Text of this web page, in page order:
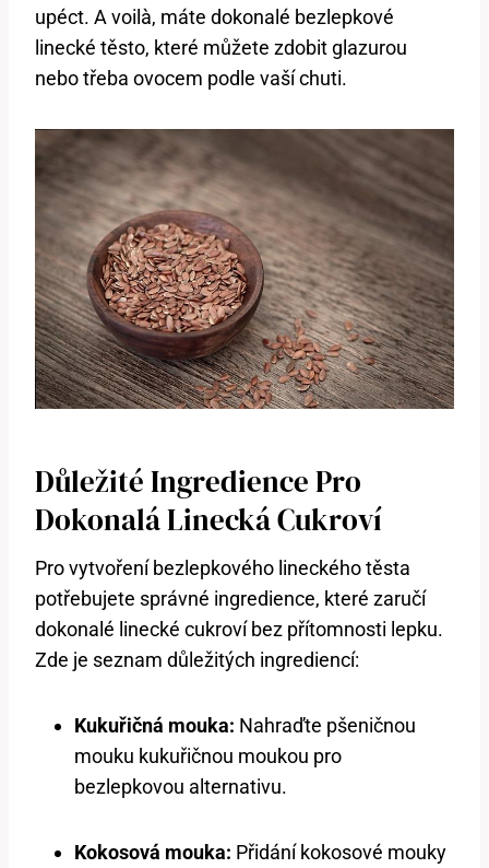
upéct. A voilà, máte dokonalé bezlepkové
linecké těsto, které můžete zdobit glazurou
nebo třeba ovocem podle vaší chuti.
Důležité Ingredience Pro
Dokonalá Linecká Cukroví
Pro vytvoření bezlepkového lineckého těsta
potřebujete správné ingredience, které zaručí
dokonalé linecké cukroví bez přítomnosti lepku.
Zde je seznam důležitých ingrediencí:
Kukuřičná mouka: Nahraďte pšeničnou
mouku kukuřičnou moukou pro
bezlepkovou alternativu.
Kokosová mouka: Přidání kokosové mouky